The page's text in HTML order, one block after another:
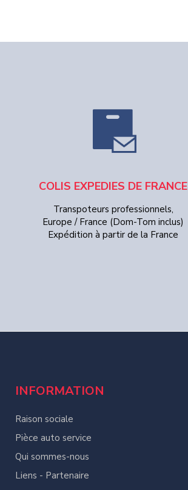
COLIS EXPEDIES DE FRANCE
Transpoteurs professionnels,
Europe / France (Dom-Tom inclus)
Expédition à partir de la France
INFORMATION
Raison sociale
Pièce auto service
Qui sommes-nous
Liens - Partenaire